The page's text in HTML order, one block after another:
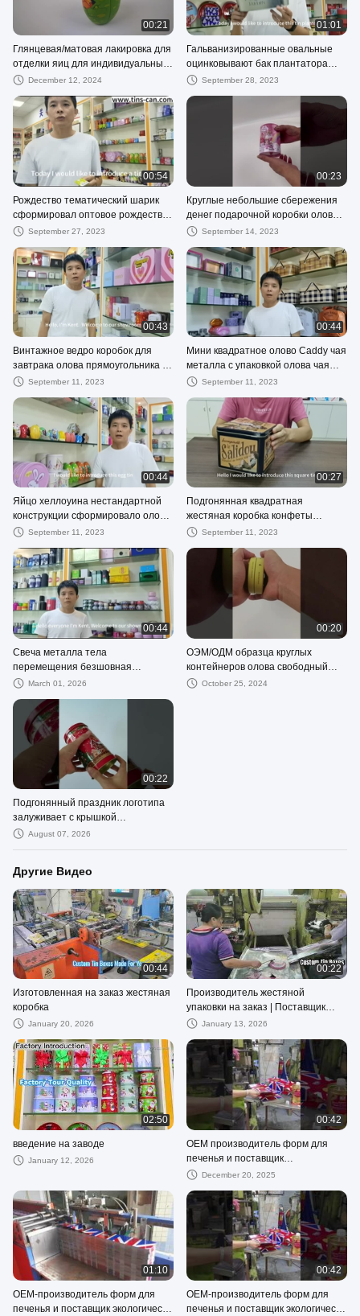
00:21
Глянцевая/матовая лакировка для
отделки яиц для индивидуальных
упаковок
December 12, 2024
01:01
Гальванизированные овальные
оцинковывают бак плантатора
вазы металла для украшения
September 28, 2023
00:54
Рождество тематический шарик
сформировал оптовое рождество
залуживает Dia 70mm для
подарка
September 27, 2023
00:23
Круглые небольшие сбережения
денег подарочной коробки олова
залуживают с монетной щелью на
September 14, 2023
00:43
Винтажное ведро коробок для
завтрака олова прямоугольника с
упаковкой хранения еды крышки и
September 11, 2023
00:44
Мини квадратное олово Caddy чая
металла с упаковкой олова чая
крышки штепсельной вилки
September 11, 2023
00:44
Яйцо хеллоуина нестандартной
конструкции сформировало олово
с подарочной коробкой шоколада
September 11, 2023
00:27
Подгонянная квадратная
жестяная коробка конфеты
карамельки прикрепила на петлях
отверстием распределителя
September 11, 2023
00:44
Свеча металла тела
перемещения безшовная
залуживает контейнеры свечи
March 01, 2026
00:20
ОЭМ/ОДМ образца круглых
контейнеров олова свободный
для еды или хранения подарка
October 25, 2024
00:22
Подгонянный праздник логотипа
залуживает с крышкой
выскальзывания для упаковки
August 07, 2026
Другие Видео
00:44
Изготовленная на заказ жестяная
коробка
January 20, 2026
00:22
Производитель жестяной
упаковки на заказ | Поставщик
металлических жестяных коробок
January 13, 2026
02:50
введение на заводе
January 12, 2026
00:42
OEM производитель форм для
печенья и поставщик
металлической упаковки
December 20, 2025
01:10
OEM-производитель форм для
печенья и поставщик экологически
00:42
OEM-производитель форм для
печенья и поставщик экологически